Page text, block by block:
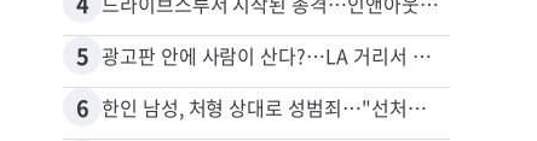
5 광고판 안에 사람이 산다?…LA 거리서 화제
6 한인 남성, 처형 상대로 성범죄…"선처해줬더니 배신자 취급"